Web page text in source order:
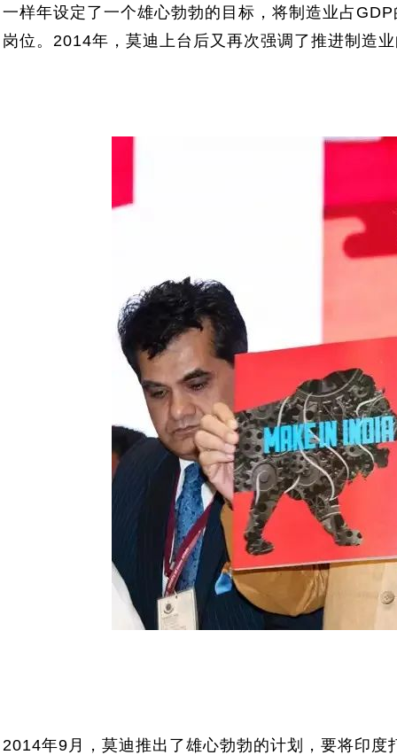
一样年设定了一个雄心勃勃的目标，将制造业占
岗位。2014年，莫迪上台后又再次强调了推进制造
2014年9月，莫迪推出了雄心勃勃的计划，要将印